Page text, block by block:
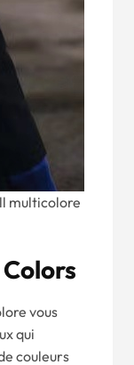
multicolore
Olors
vous
qui
couleurs